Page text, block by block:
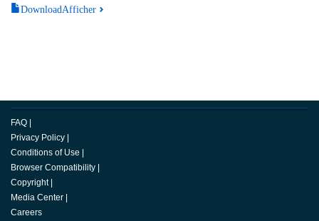
DownloadAfficher
FAQ
Privacy Policy
Conditions of Use
Browser Compatibility
Copyright
Media Center
Careers